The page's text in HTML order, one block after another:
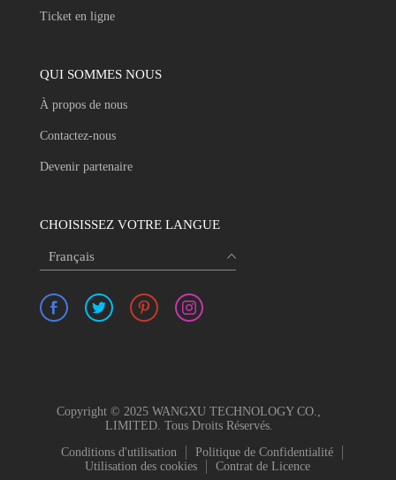
Ticket en ligne
QUI SOMMES NOUS
À propos de nous
Contactez-nous
Devenir partenaire
CHOISISSEZ VOTRE LANGUE
Français
Copyright © 2025 WANGXU TECHNOLOGY CO.,
LIMITED. Tous Droits Réservés.
Conditions d'utilisation
Politique de Confidentialité
Utilisation des cookies
Contrat de Licence